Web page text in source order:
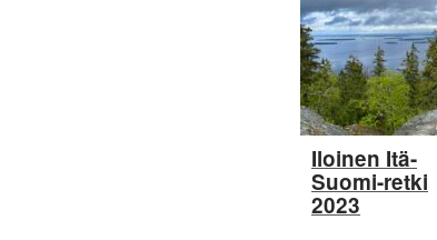
Iloinen Itä-
Suomi-retki
2023